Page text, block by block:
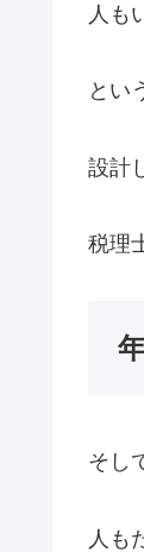
人も
とい
設計
税理
そし
人も